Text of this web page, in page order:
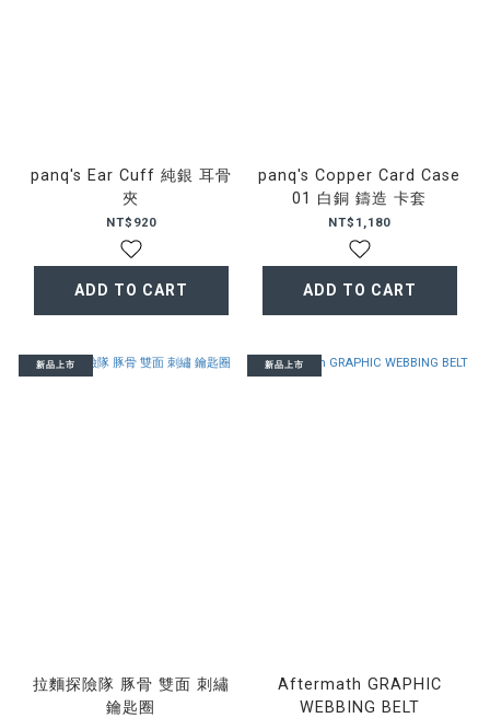
panq's Ear Cuff 純銀 耳骨
夾
NT$920
ADD TO CART
panq's Copper Card Case
01 白銅 鑄造 卡套
NT$1,180
ADD TO CART
新品上市
拉麵探險隊 豚骨 雙面 刺繡
鑰匙圈
新品上市
Aftermath GRAPHIC
WEBBING BELT